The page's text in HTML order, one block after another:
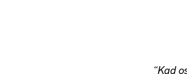
“Kad